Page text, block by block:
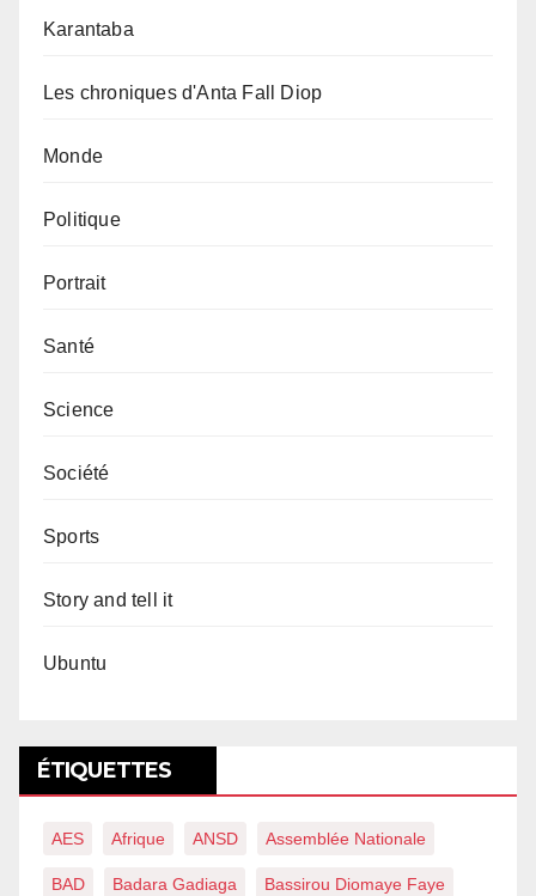
Karantaba
Les chroniques d'Anta Fall Diop
Monde
Politique
Portrait
Santé
Science
Société
Sports
Story and tell it
Ubuntu
ÉTIQUETTES
AES Afrique ANSD Assemblée Nationale
BAD Badara Gadiaga Bassirou Diomaye Faye